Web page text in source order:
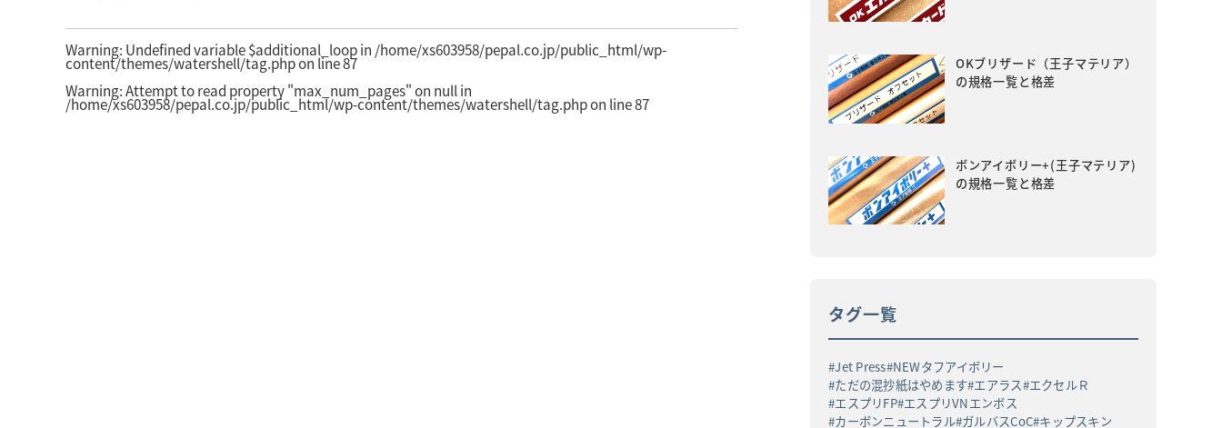
Warning: Undefined variable $additional_loop in /home/xs603958/pepal.co.jp/public_html/wp-
content/themes/watershell/tag.phpon line87
Warning: Attempt to read property "max_num_pages" on null in
/home/xs603958/pepal.co.jp/public_html/wp-content/themes/watershell/tag.phpon line87
OKブリザード（王子マテリア）
の規格一覧と格差
ボンアイボリー+(王子マテリア)
の規格一覧と格差
タグ一覧
Jet Press NEWタフアイボリー
ただの混抄紙はやめます エアラス エクセルＲ
エスプリFP エスプリVNエンボス
カーボンニュートラル ガルバスCoC キップスキン